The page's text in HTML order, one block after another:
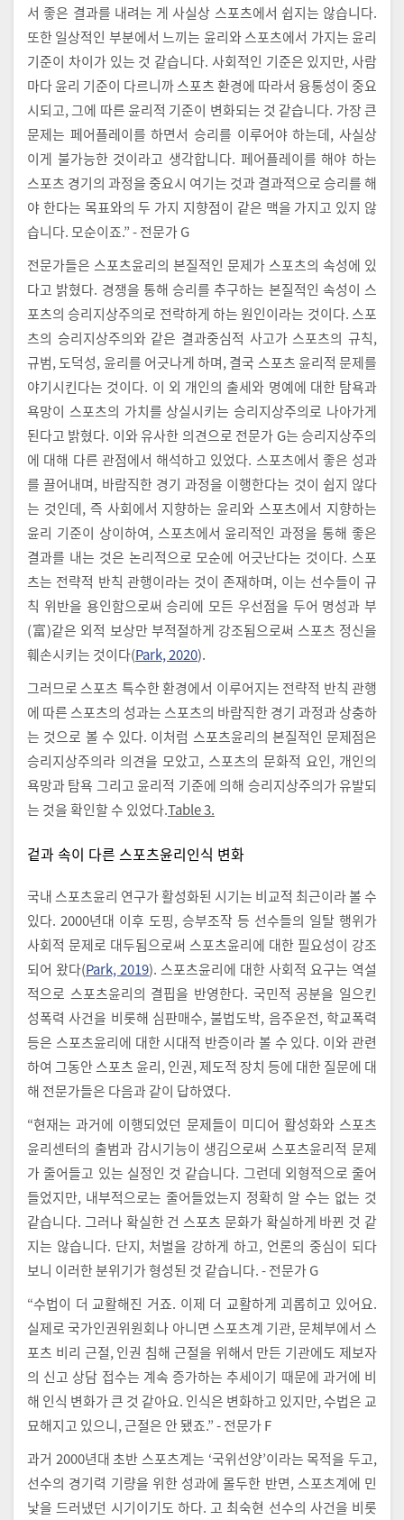
서 좋은 결과를 내려는 게 사실상 스포츠에서 쉽지는 않습니다.
또한 일상적인 부분에서 느끼는 윤리와 스포츠에서 가지는 윤리
기준이 차이가 있는 것 같습니다. 사회적인 기준은 있지만, 사람
마다 윤리 기준이 다르니까 스포츠 환경에 따라서 융통성이 중요
시되고, 그에 따른 윤리적 기준이 변화되는 것 같습니다. 가장 큰
문제는 페어플레이를 하면서 승리를 이루어야 하는데, 사실상
이게 불가능한 것이라고 생각합니다. 페어플레이를 해야 하는
스포츠 경기의 과정을 중요시 여기는 것과 결과적으로 승리를 해
야 한다는 목표와의 두 가지 지향점이 같은 맥을 가지고 있지 않
습니다. 모순이죠.” - 전문가 G
전문가들은 스포츠윤리의 본질적인 문제가 스포츠의 속성에 있
다고 밝혔다. 경쟁을 통해 승리를 추구하는 본질적인 속성이 스
포츠의 승리지상주의로 전락하게 하는 원인이라는 것이다. 스포
츠의 승리지상주의와 같은 결과중심적 사고가 스포츠의 규칙,
규범, 도덕성, 윤리를 어긋나게 하며, 결국 스포츠 윤리적 문제를
야기시킨다는 것이다. 이 외 개인의 출세와 명예에 대한 탐욕과
욕망이 스포츠의 가치를 상실시키는 승리지상주의로 나아가게
된다고 밝혔다. 이와 유사한 의견으로 전문가 G는 승리지상주의
에 대해 다른 관점에서 해석하고 있었다. 스포츠에서 좋은 성과
를 끌어내며, 바람직한 경기 과정을 이행한다는 것이 쉽지 않다
는 것인데, 즉 사회에서 지향하는 윤리와 스포츠에서 지향하는
윤리 기준이 상이하여, 스포츠에서 윤리적인 과정을 통해 좋은
결과를 내는 것은 논리적으로 모순에 어긋난다는 것이다. 스포
츠는 전략적 반칙 관행이라는 것이 존재하며, 이는 선수들이 규
칙 위반을 용인함으로써 승리에 모든 우선점을 두어 명성과 부
(富)같은 외적 보상만 부적절하게 강조됨으로써 스포츠 정신을
훼손시키는 것이다(Park, 2020).
그러므로 스포츠 특수한 환경에서 이루어지는 전략적 반칙 관행
에 따른 스포츠의 성과는 스포츠의 바람직한 경기 과정과 상충하
는 것으로 볼 수 있다. 이처럼 스포츠윤리의 본질적인 문제점은
승리지상주의라 의견을 모았고, 스포츠의 문화적 요인, 개인의
욕망과 탐욕 그리고 윤리적 기준에 의해 승리지상주의가 유발되
는 것을 확인할 수 있었다.Table 3.
겉과 속이 다른 스포츠윤리인식 변화
국내 스포츠윤리 연구가 활성화된 시기는 비교적 최근이라 볼 수
있다. 2000년대 이후 도핑, 승부조작 등 선수들의 일탈 행위가
사회적 문제로 대두됨으로써 스포츠윤리에 대한 필요성이 강조
되어 왔다(Park, 2019). 스포츠윤리에 대한 사회적 요구는 역설
적으로 스포츠윤리의 결핍을 반영한다. 국민적 공분을 일으킨
성폭력 사건을 비롯해 심판매수, 불법도박, 음주운전, 학교폭력
등은 스포츠윤리에 대한 시대적 반증이라 볼 수 있다. 이와 관련
하여 그동안 스포츠 윤리, 인권, 제도적 장치 등에 대한 질문에 대
해 전문가들은 다음과 같이 답하였다.
“현재는 과거에 이행되었던 문제들이 미디어 활성화와 스포츠
윤리센터의 출범과 감시기능이 생김으로써 스포츠윤리적 문제
가 줄어들고 있는 실정인 것 같습니다. 그런데 외형적으로 줄어
들었지만, 내부적으로는 줄어들었는지 정확히 알 수는 없는 것
같습니다. 그러나 확실한 건 스포츠 문화가 확실하게 바뀐 것 같
지는 않습니다. 단지, 처벌을 강하게 하고, 언론의 중심이 되다
보니 이러한 분위기가 형성된 것 같습니다. - 전문가 G
“수법이 더 교활해진 거죠. 이제 더 교활하게 괴롭히고 있어요.
실제로 국가인권위원회나 아니면 스포츠계 기관, 문체부에서 스
포츠 비리 근절, 인권 침해 근절을 위해서 만든 기관에도 제보자
의 신고 상담 접수는 계속 증가하는 추세이기 때문에 과거에 비
해 인식 변화가 큰 것 같아요. 인식은 변화하고 있지만, 수법은 교
묘해지고 있으니, 근절은 안 됐죠.” - 전문가 F
과거 2000년대 초반 스포츠계는 ‘국위선양’이라는 목적을 두고,
선수의 경기력 기량을 위한 성과에 몰두한 반면, 스포츠계에 민
낯을 드러냈던 시기이기도 하다. 고 최숙현 선수의 사건을 비롯